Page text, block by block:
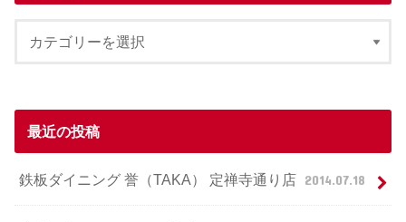
最近の投稿
鉄板ダイニング 誉（TAKA） 定禅寺通り店 2014.07.18